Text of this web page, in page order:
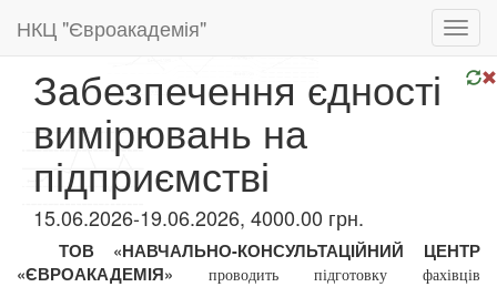
НКЦ "Євроакадемія"
Забезпечення єдності
вимірювань на
підприємстві
15.06.2026-19.06.2026, 4000.00 грн.
ТОВ «НАВЧАЛЬНО-КОНСУЛЬТАЦІЙНИЙ ЦЕНТР
«ЄВРОАКАДЕМІЯ»
проводить підготовку фахівців